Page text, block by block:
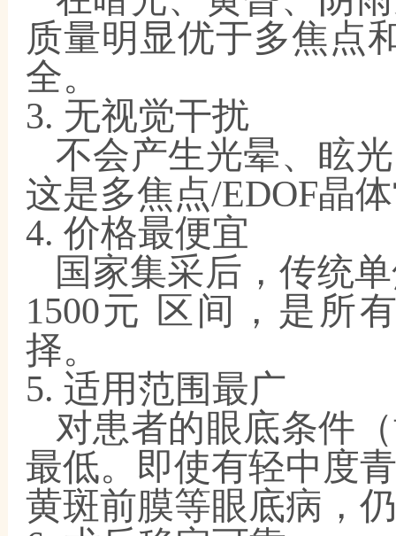
质量明显优于多焦点
全。
3. 无视觉干扰
不会产生光晕、眩
这是多焦点/EDOF晶
4. 价格最便宜
国家集采后，传统
1500元 区间，是所
择。
5. 适用范围最广
对患者的眼底条件
最低。即使有轻中度
黄斑前膜等眼底病，